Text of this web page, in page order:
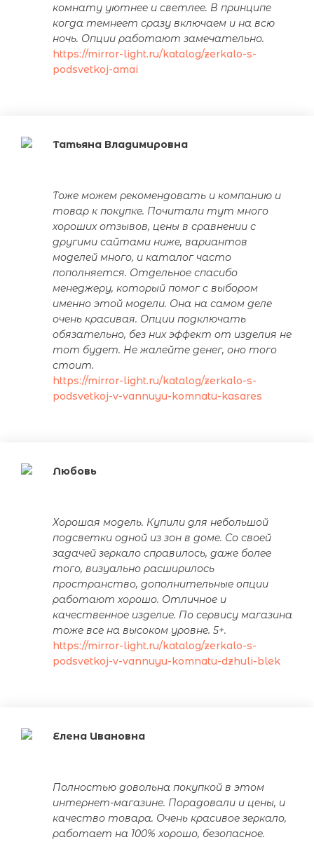
комнату уютнее и светлее. В принципе
когда темнеет сразу включаем и на всю
ночь. Опции работают замечательно.
https://mirror-light.ru/katalog/zerkalo-s-
podsvetkoj-amai
Татьяна Владимировна
Тоже можем рекомендовать и компанию и
товар к покупке. Почитали тут много
хороших отзывов, цены в сравнении с
другими сайтами ниже, вариантов
моделей много, и каталог часто
пополняется. Отдельное спасибо
менеджеру, который помог с выбором
именно этой модели. Она на самом деле
очень красивая. Опции подключать
обязательно, без них эффект от изделия не
тот будет. Не жалейте денег, оно того
стоит.
https://mirror-light.ru/katalog/zerkalo-s-
podsvetkoj-v-vannuyu-komnatu-kasares
Любовь
Хорошая модель. Купили для небольшой
подсветки одной из зон в доме. Со своей
задачей зеркало справилось, даже более
того, визуально расширилось
пространство, дополнительные опции
работают хорошо. Отличное и
качественное изделие. По сервису магазина
тоже все на высоком уровне. 5+.
https://mirror-light.ru/katalog/zerkalo-s-
podsvetkoj-v-vannuyu-komnatu-dzhuli-blek
Елена Ивановна
Полностью довольна покупкой в этом
интернет-магазине. Порадовали и цены, и
качество товара. Очень красивое зеркало,
работает на 100% хорошо, безопасное.